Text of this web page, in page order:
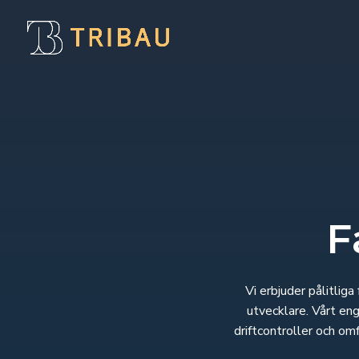
Vi erbjuder pålitliga
utvecklare. Vårt
driftcontroller och